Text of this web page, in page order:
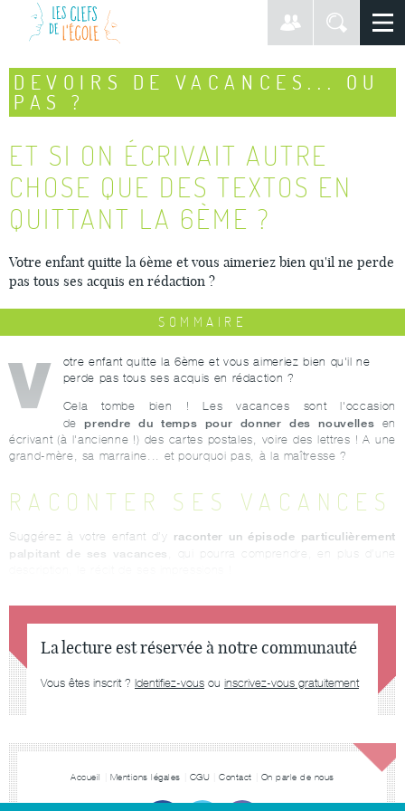
DEVOIRS DE VACANCES... OU
PAS ?
ET SI ON ÉCRIVAIT AUTRE
CHOSE QUE DES TEXTOS EN
QUITTANT LA 6ÈME ?
Votre enfant quitte la 6ème et vous aimeriez bien qu'il ne perde
pas tous ses acquis en rédaction ?
SOMMAIRE
V
otre enfant quitte la 6ème et vous aimeriez bien qu'il ne
perde pas tous ses acquis en rédaction ?
Cela tombe bien ! Les vacances sont l'occasion
de prendre du temps pour donner des nouvelles en
écrivant (à l'ancienne !) des cartes postales, voire des lettres ! A une
grand-mère, sa marraine... et pourquoi pas, à la maîtresse ?
RACONTER SES VACANCES
Suggérez à votre enfant d’y raconter un épisode particulièrement
palpitant de ses vacances
, qui pourra comprendre, en plus d’une
La lecture est réservée à notre communauté
Vous êtes inscrit ? Identifiez-vous ou inscrivez-vous gratuitement
Accueil Mentions légales CGU Contact On parle de nous